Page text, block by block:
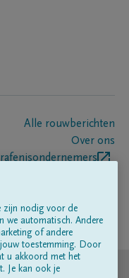
Alle rouwberichten
Over ons
zijn nodig voor de
we automatisch. Andere
of andere
toestemming. Door
u akkoord met het
Je kan ook je